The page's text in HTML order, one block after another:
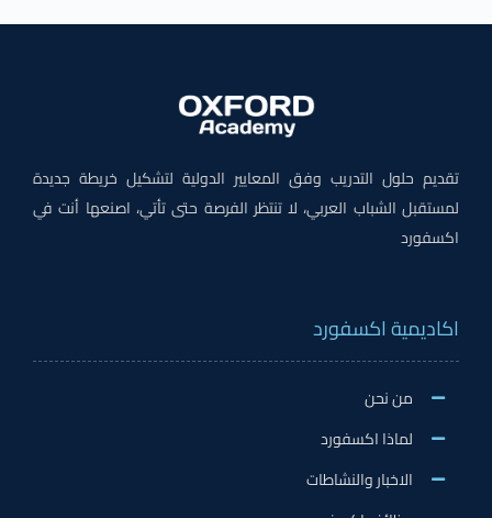
تقديم حلول التدريب وفق المعايير الدولية لتشكيل خريطة جديدة
لمستقبل الشباب العربي، لا تنتظر الفرصة حتى تأتي، اصنعها أنت في
اكسفورد
اكاديمية اكسفورد
من نحن
لماذا اكسفورد
الاخبار والنشاطات